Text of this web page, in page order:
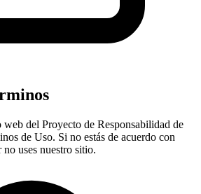
del Proyecto de Responsabilidad de
de Uso. Si no estás de acuerdo con
uses nuestro sitio.